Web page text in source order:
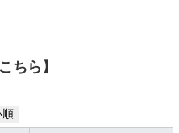
ちら】
順